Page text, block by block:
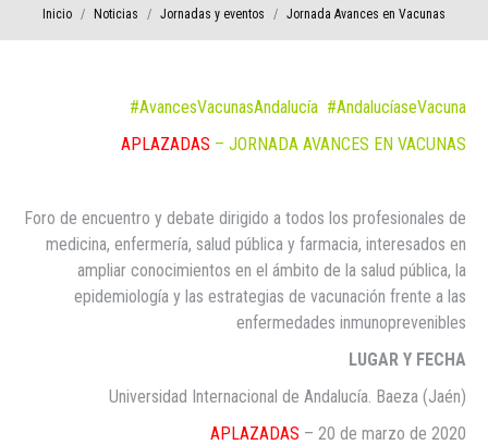
Estás aquí:
Inicio Noticias Jornadas y eventos Jornada Avances en Vacunas
#AvancesVacunasAndalucía #AndalucíaseVacuna
APLAZADAS – JORNADA AVANCES EN VACUNAS
Foro de encuentro y debate dirigido a todos los profesionales de
medicina, enfermería, salud pública y farmacia, interesados en
ampliar conocimientos en el ámbito de la salud pública, la
epidemiología y las estrategias de vacunación frente a las
enfermedades inmunoprevenibles
LUGAR Y FECHA
Universidad Internacional de Andalucía. Baeza (Jaén)
APLAZADAS – 20 de marzo de 2020